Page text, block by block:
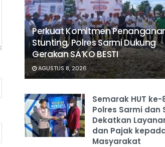
Perkuat Komitmen
Stunting, Polres Sarmi Dukung
Gerakan SA’KO BESTI
AGUSTUS 8, 2026
Semarak HUT ke-
Polres Sarmi dan
Dekatkan
dan Pajak
Masyarakat